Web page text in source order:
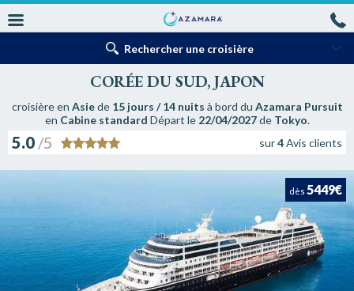
Rechercher une croisière
CORÉE DU SUD, JAPON
croisière en Asiede 15 jours / 14 nuits à bord du Azamara Pursuit
en Cabine standard Départ le 22/04/2027de Tokyo.
5.0 /5 sur4Avis clients
dès 5449€